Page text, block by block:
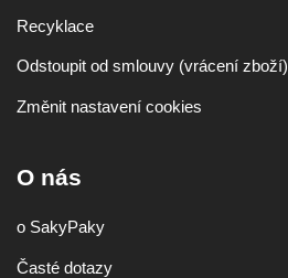
Recyklace
Odstoupit od smlouvy (vrácení zboží)
Změnit nastavení cookies
O nás
o SakyPaky
Časté dotazy